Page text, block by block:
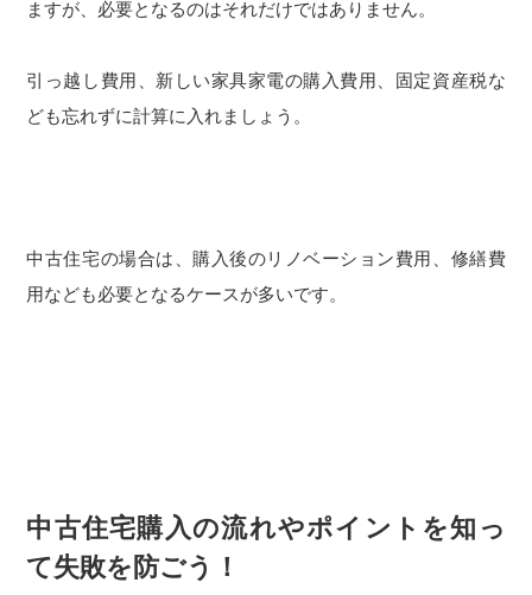
ますが、必要となるのはそれだけではありません。
引っ越し費用、新しい家具家電の購入費用、固定資産税な
ども忘れずに計算に入れましょう。
中古住宅の場合は、購入後のリノベーション費用、修繕費
用なども必要となるケースが多いです。
中古住宅購入の流れやポイントを知っ
て失敗を防ごう！